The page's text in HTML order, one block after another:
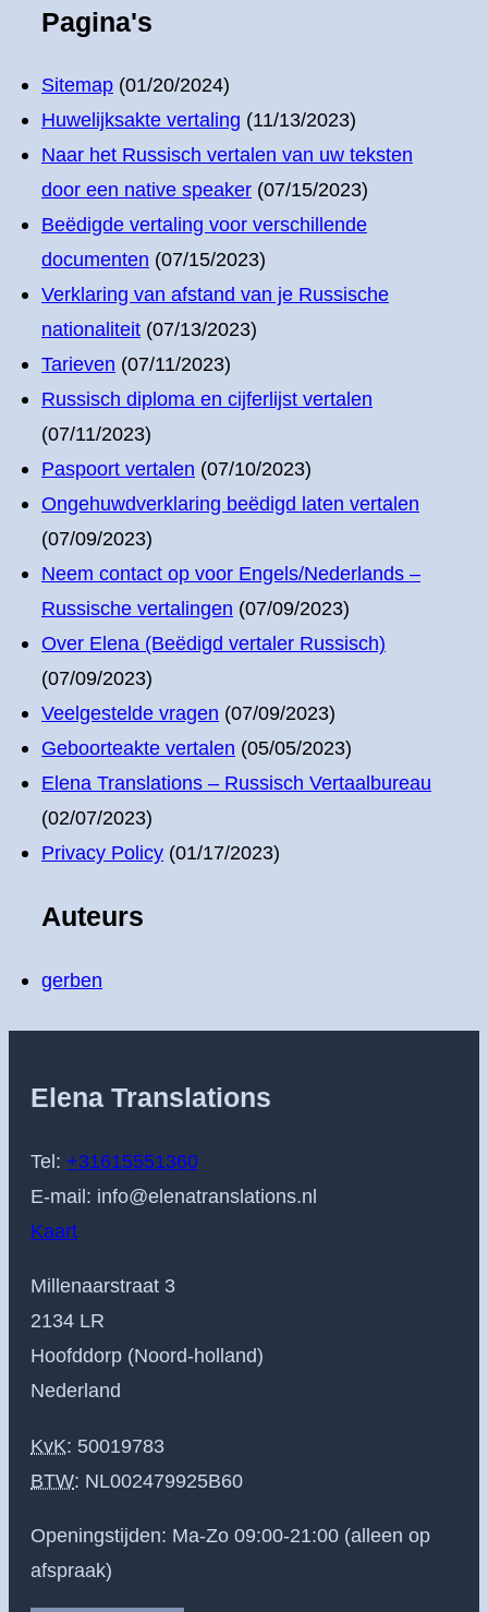
Pagina's
Sitemap (01/20/2024)
Huwelijksakte vertaling (11/13/2023)
Naar het Russisch vertalen van uw teksten
door een native speaker (07/15/2023)
Beëdigde vertaling voor verschillende
documenten (07/15/2023)
Verklaring van afstand van je Russische
nationaliteit (07/13/2023)
Tarieven (07/11/2023)
Russisch diploma en cijferlijst vertalen
(07/11/2023)
Paspoort vertalen (07/10/2023)
Ongehuwdverklaring beëdigd laten vertalen
(07/09/2023)
Neem contact op voor Engels/Nederlands –
Russische vertalingen (07/09/2023)
Over Elena (Beëdigd vertaler Russisch)
(07/09/2023)
Veelgestelde vragen (07/09/2023)
Geboorteakte vertalen (05/05/2023)
Elena Translations – Russisch Vertaalbureau
(02/07/2023)
Privacy Policy (01/17/2023)
Auteurs
gerben
Elena Translations
Tel: +31615551360
E-mail: info@elenatranslations.nl
Kaart
Millenaarstraat 3
2134 LR
Hoofddorp (Noord-holland)
Nederland
KvK: 50019783
BTW: NL002479925B60
Openingstijden: Ma-Zo 09:00-21:00 (alleen op
afspraak)